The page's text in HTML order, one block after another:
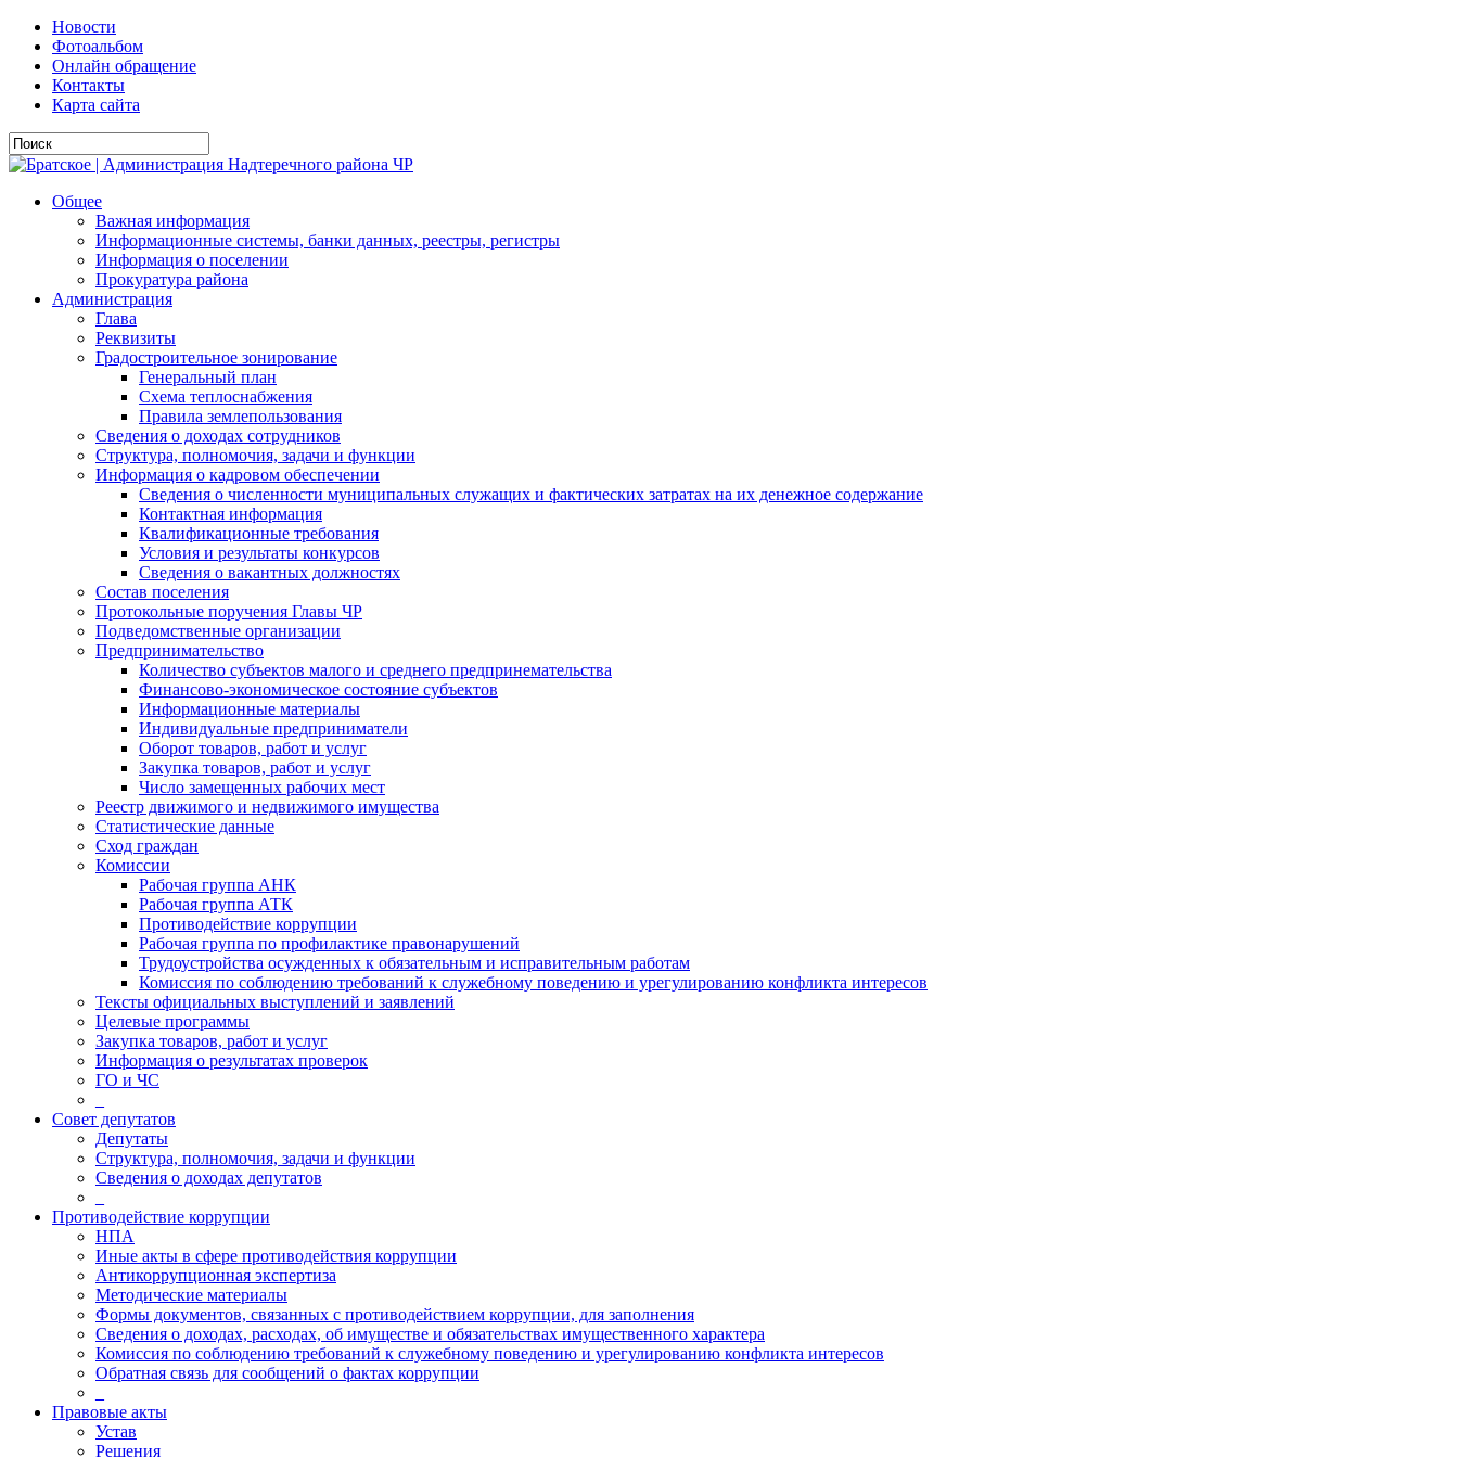
Новости
Фотоальбом
Онлайн обращение
Контакты
Карта сайта
Общее
Важная информация
Информационные системы, банки данных, реестры, регистры
Информация о поселении
Прокуратура района
Администрация
Глава
Реквизиты
Градостроительное зонирование
Генеральный план
Схема теплоснабжения
Правила землепользования
Сведения о доходах сотрудников
Структура, полномочия, задачи и функции
Информация о кадровом обеспечении
Сведения о численности муниципальных служащих и фактических затратах на их денежное содержание
Контактная информация
Квалификационные требования
Условия и результаты конкурсов
Сведения о вакантных должностях
Состав поселения
Протокольные поручения Главы ЧР
Подведомственные организации
Предпринимательство
Количество субъектов малого и среднего предпринемательства
Финансово-экономическое состояние субъектов
Информационные материалы
Индивидуальные предприниматели
Оборот товаров, работ и услуг
Закупка товаров, работ и услуг
Число замещенных рабочих мест
Реестр движимого и недвижимого имущества
Статистические данные
Сход граждан
Комиссии
Рабочая группа АНК
Рабочая группа АТК
Противодействие коррупции
Рабочая группа по профилактике правонарушений
Трудоустройства осужденных к обязательным и исправительным работам
Комиссия по соблюдению требований к служебному поведению и урегулированию конфликта интересов
Тексты официальных выступлений и заявлений
Целевые программы
Закупка товаров, работ и услуг
Информация о результатах проверок
ГО и ЧС
Совет депутатов
Депутаты
Структура, полномочия, задачи и функции
Сведения о доходах депутатов
Противодействие коррупции
НПА
Иные акты в сфере противодействия коррупции
Антикоррупционная экспертиза
Методические материалы
Формы документов, связанных с противодействием коррупции, для заполнения
Сведения о доходах, расходах, об имуществе и обязательствах имущественного характера
Комиссия по соблюдению требований к служебному поведению и урегулированию конфликта интересов
Обратная связь для сообщений о фактах коррупции
Правовые акты
Устав
Решения